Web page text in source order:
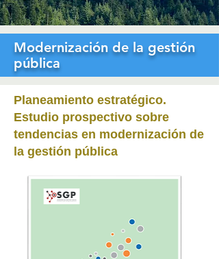
Modernización de la gestión
pública
Planeamiento estratégico.
Estudio prospectivo sobre
tendencias en modernización de
la gestión pública